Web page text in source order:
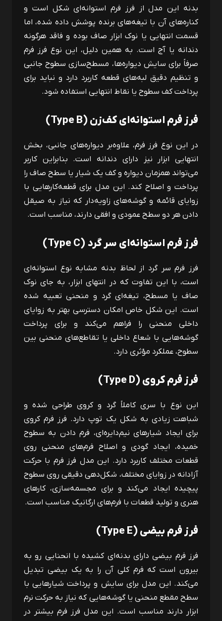
بدنه این مدل از فرز فرم استوانه‌ای شکل است و
کناره‌های آن با تیغه‌های برنده پوشش داده شده، اما
قسمت انتهایی یا نوک ابزار صاف بوده و فاقد هرگونه
دندانه یا آج است. به همین دلیل، این نوع فرز فرم
صرفاً برای سایش دیواره‌ها، مسطح‌سازی سطوح جانبی
و تنظیم دقیق لبه‌های قطعه کاربرد دارد و نباید برای
پرداخت کف سطوح یا نقاط انتهایی استفاده شود.
فرز فرم استوانه‌ای کف‌زن (Type B
)
در این نوع فرز فرم، علاوه‌بر دیواره‌های جانبی، بخش
انتهایی ابزار نیز دارای دندانه است. بنابراين کاربر
می‌تواند همزمان دیواره و کف یک شیار یا سطح صاف را
پرداخت و اصلاح کند. این مدل برای قطعه‌کارهایی با
زوایای قائمه و گوشه‌های زاویه‌دار که نیاز به صیقل
دادن هر دو سطح عمودی و افقی دارند، مناسب است.
فرز فرم استوانه‌ای سر گرد (Type C
)
فرز فرم سر گرد از لحاظ بدنه مشابه نوع استوانه‌ای
است، با این تفاوت که در انتهای ابزار، به جای نوک
صاف یا مسطح، تیغه‌ای گرد و منحنی تعبیه شده
است. این شکل خاص امکان دسترسی بهتر به زوایای
داخلی منحنی را فراهم می‌کند و برای پرداخت
گوشه‌هایی با شعاع داخلی یا تقاطع‌های منحنی بین
سطوح، عملکرد مؤثری دارد.
فرز فرم کروی (Type D
)
این نوع با سری کاملاً گرد و کروی طراحی شده و
شباهت زیادی به شکل یک توپ دارد. فرز فرم کروی
برای ایجاد شیارهای نیم‌دایره‌ای، فرم دادن به سطوح
خمیده، ایجاد گودی و اصلاح فرم‌های منحنی روی
قطعات مختلف کاربرد دارد. این مدل فرز فرم با حرکت
آزادانه در زوایای مختلف، شکل‌دهی دقیقی روی سطوح
پیچیده ایجاد می‌کند و برای مجسمه‌سازی، کارهای
هنری و تولید قطعات با فرم‌های ارگانیک مناسب است.
فرز فرم بیضی (Type E
)
فرز فرم بیضی دارای بدنه‌ای کشیده با انحنایی رو به
بیرون است که فرم کلی آن را به یک بیضی تبدیل
می‌کند. این مدل برای سایش و پرداخت شیارهایی با
سطح مقطع منحنی یا گوشه‌هایی که نیاز به حرکت نرم
ابزار دارند مناسب است. این مدل فرز فرم بیشتر در